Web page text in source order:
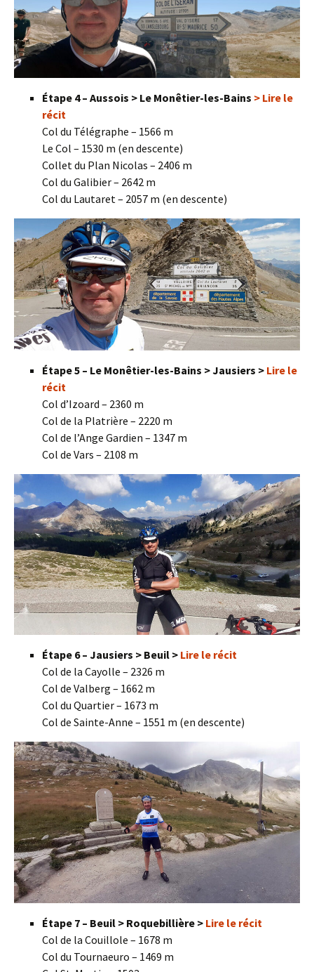
Étape 4 – Aussois > Le Monêtier-les-Bains > Lire le
récit
Col du Télégraphe – 1566 m
Le Col – 1530 m (en descente)
Collet du Plan Nicolas – 2406 m
Col du Galibier – 2642 m
Col du Lautaret – 2057 m (en descente)
Étape 5 – Le Monêtier-les-Bains > Jausiers > Lire le
récit
Col d’Izoard – 2360 m
Col de la Platrière – 2220 m
Col de l’Ange Gardien – 1347 m
Col de Vars – 2108 m
Étape 6 – Jausiers > Beuil > Lire le récit
Col de la Cayolle – 2326 m
Col de Valberg – 1662 m
Col du Quartier – 1673 m
Col de Sainte-Anne – 1551 m (en descente)
Étape 7 – Beuil > Roquebillière > Lire le récit
Col de la Couillole – 1678 m
Col du Tournaeuro – 1469 m